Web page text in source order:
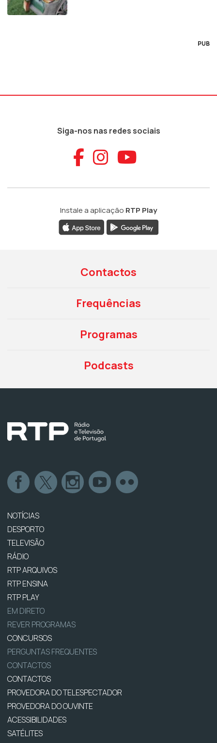
PUB
Siga-nos nas redes sociais
Aceder ao
Aceder ao
Aceder
Instale a aplicação RTP Play
Contactos
Frequências
Programas
Podcasts
NOTÍCIAS
DESPORTO
TELEVISÃO
RÁDIO
RTP ARQUIVOS
RTP ENSINA
RTP PLAY
EM DIRETO
REVER PROGRAMAS
CONCURSOS
PERGUNTAS FREQUENTES
CONTACTOS
CONTACTOS
PROVEDORA DO TELESPECTADOR
PROVEDORA DO OUVINTE
ACESSIBILIDADES
SATÉLITES